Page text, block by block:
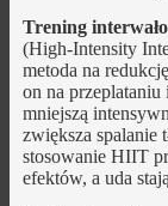
Trening
(High-Intensity
metoda na
on na
mniejszą
zwiększa spalanie
stosowanie HIIT
efektów, a uda